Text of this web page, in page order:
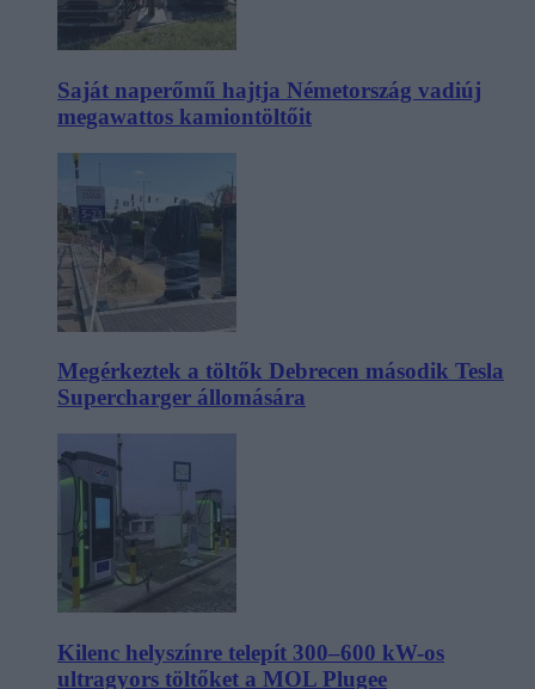
Saját naperőmű hajtja Németország vadiúj
megawattos kamiontöltőit
Megérkeztek a töltők Debrecen második Tesla
Supercharger állomására
Kilenc helyszínre telepít 300–600 kW-os
ultragyors töltőket a MOL Plugee